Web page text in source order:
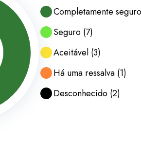
Completamente seguro
Seguro(7)
Aceitável(3)
Há uma ressalva(1)
Desconhecido(2)